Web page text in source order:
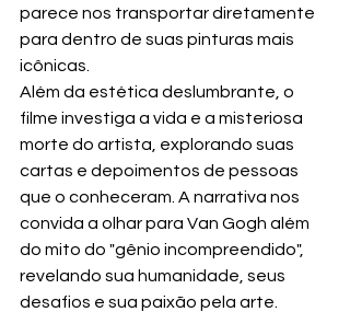
parece nos transportar diretamente
para dentro de suas pinturas mais
icônicas.
Além da estética deslumbrante, o
filme investiga a vida e a misteriosa
morte do artista, explorando suas
cartas e depoimentos de pessoas
que o conheceram. A narrativa nos
convida a olhar para Van Gogh além
do mito do "gênio incompreendido",
revelando sua humanidade, seus
desafios e sua paixão pela arte.